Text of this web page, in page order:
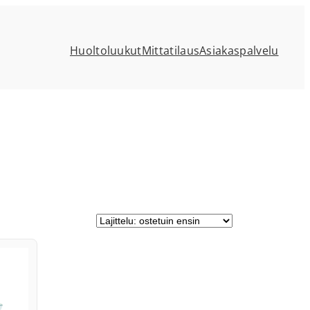
HuoltoluukutMittatilausAsiakaspalvelu